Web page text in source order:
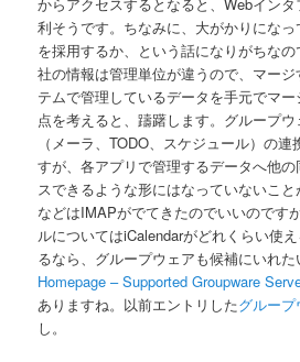
利そうです。ちなみに、大がかりにな
を採用するか、という話になりがちな
社の情報は管理単位が違うので、マー
テムで管理しているデータを手元でマ
点を考えると、躊躇します。グループ
（メーラ、TODO、スケジュール）の
すが、各アプリで管理するデータへ他
スできるような形にはなっていないこ
などはIMAPがでてきたのでいいのです
ルについてはiCalendarがどれくらい使
るなら、グループウェアも候補にいれた
Homepage – Supported Groupware
ありますね。以前エントリしたグループ
し。